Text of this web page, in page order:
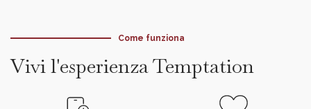
Come funziona
Vivi l'esperienza Temptation